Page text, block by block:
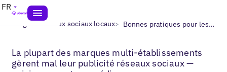
FR
Blogs> Réseaux sociaux locaux> Bonnes pratiques pour les social ads
La plupart des marques multi-établissements
gèrent mal leur publicité réseaux sociaux —